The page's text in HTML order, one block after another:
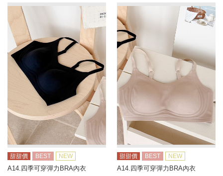
甜甜價 BEST NEW
A14.四季可穿彈力BRA內衣
甜甜價 BEST NEW
A14.四季可穿彈力BRA內衣